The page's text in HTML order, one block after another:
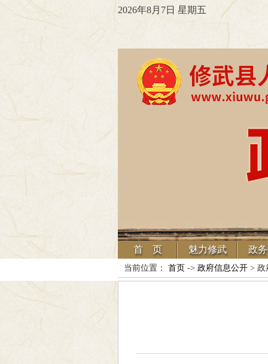
2026年8月7日 星期五
首 页 魅力修武 政
当前位置： 首页 -> 政府信息公开> 政